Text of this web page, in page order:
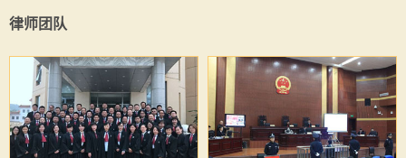
律师团队